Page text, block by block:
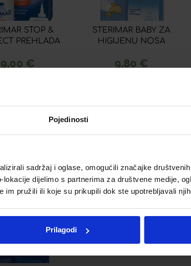
Pojedinosti
sadržaj i oglase, omogućili značajke
dijelimo s partnerima za društvene medije,
im pružili ili koje su prikupili dok ste upotrebljavali
Prilagodi
STOP &
PREHLADA
9,00 €
STERIMAR BABY ZA
HIGIJENU NOSA
9,80 €